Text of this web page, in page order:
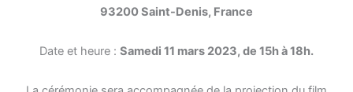
93200 Saint-Denis, France
Date et heure : Samedi 11 mars 2023, de 15h à 18h.